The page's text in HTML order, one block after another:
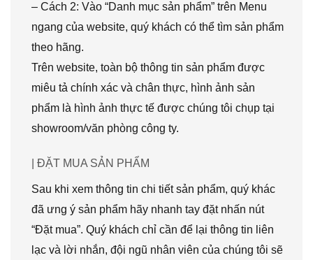
– Cách 2: Vào “Danh mục sản phẩm” trên Menu
ngang của website, quý khách có thể tìm sản phẩm
theo hãng.
Trên website, toàn bộ thông tin sản phẩm được
miêu tả chính xác và chân thực, hình ảnh sản
phẩm là hình ảnh thực tế được chúng tôi chụp tại
showroom/văn phòng công ty.
| ĐẶT MUA SẢN PHẨM
Sau khi xem thông tin chi tiết sản phẩm, quý khác
đã ưng ý sản phẩm hãy nhanh tay đặt nhấn nút
“Đặt mua”. Quý khách chỉ cần để lại thông tin liên
lạc và lời nhắn, đội ngũ nhân viên của chúng tôi sẽ